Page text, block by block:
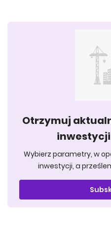
Otrzymuj
Wybierz parametry, w
inwestycji, a